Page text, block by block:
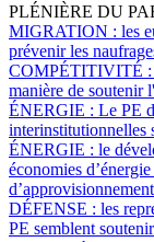
PLÉNIÈRE DU
MIGRATION : les
prévenir les
COMPÉTITIVITÉ :
manière de soutenir
ÉNERGIE : Le PE
interinstitutionnelles
ÉNERGIE : le
économies
DÉFENSE : les
PE semblent